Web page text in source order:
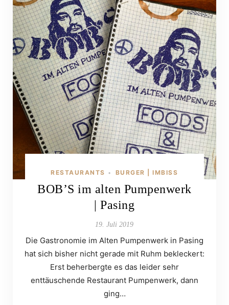
RESTAURANTS • BURGER | IMBISS
BOB’S im alten Pumpenwerk
| Pasing
19. Juli 2019
Die Gastronomie im Alten Pumpenwerk in Pasing
hat sich bisher nicht gerade mit Ruhm bekleckert:
Erst beherbergte es das leider sehr
enttäuschende Restaurant Pumpenwerk, dann
ging…